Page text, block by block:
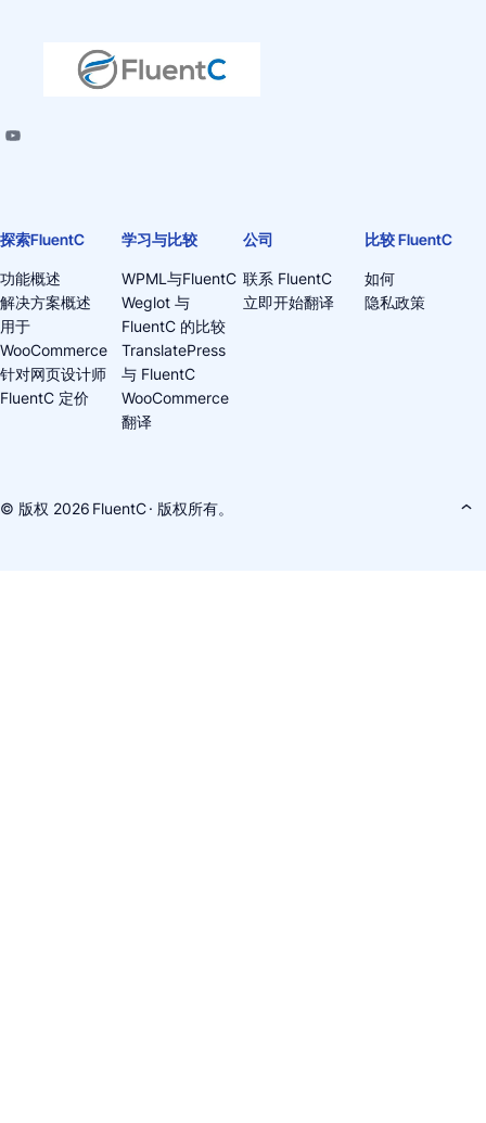
探索FluentC
功能概述
解决方案概述
用于
WooCommerce
针对网页设计师
FluentC 定价
学习与比较
WPML与FluentC
Weglot 与
FluentC 的比较
TranslatePress
与 FluentC
WooCommerce
翻译
公司
联系 FluentC
立即开始翻译
比较 FluentC
如何
隐私政策
© 版权 2026 FluentC· 版权所有。